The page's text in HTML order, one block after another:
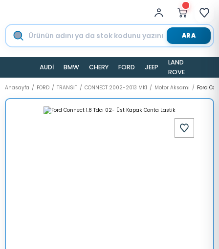
ARA
AUDİ BMW CHERY FORD JEEP
LAND
ROVER
Anasayfa FORD TRANSİT CONNECT 2002-2013 MK1 Motor Aksamı Ford